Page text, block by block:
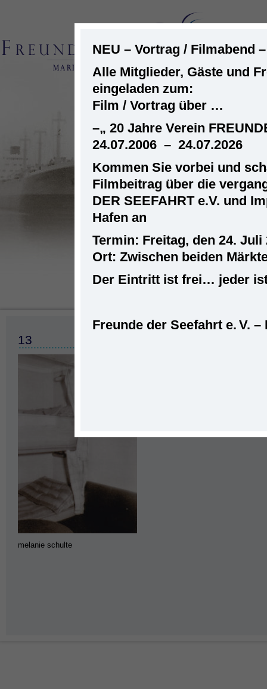
Startseite »
13
melanie schulte
NEU – Vortrag / Filmabend
Alle Mitglieder, Gäste und
eingeladen zum:
Film / Vortrag über …
–„ 20 Jahre Verein
24.07.2006 – 24.07.2026
Kommen Sie vorbei und
Filmbeitrag über die
DER SEEFAHRT e.V. und
Hafen an
Termin: Freitag, den 24. Juli
Ort: Zwischen beiden
Der Eintritt ist frei… jeder
Freunde der Seefahrt e. V. –